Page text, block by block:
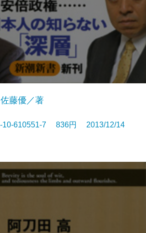
藤優／著
10-610551-7 836円 2013/12/14